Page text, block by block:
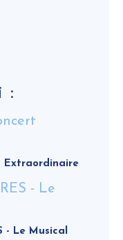
:
Extraordinaire
- Le Musical